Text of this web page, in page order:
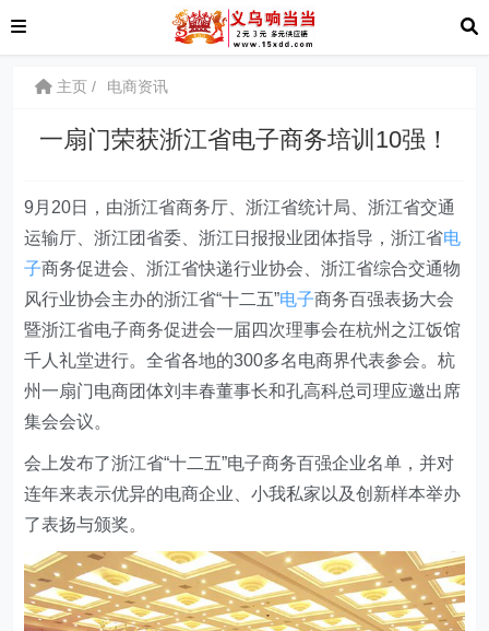
主页 电商资讯
一扇门荣获浙江省电子商务培训10强！
9月20日，由浙江省商务厅、浙江省统计局、浙江省交通
运输厅、浙江团省委、浙江日报报业团体指导，浙江省电
子商务促进会、浙江省快递行业协会、浙江省综合交通物
风行业协会主办的浙江省“十二五”电子商务百强表扬大会
暨浙江省电子商务促进会一届四次理事会在杭州之江饭馆
千人礼堂进行。全省各地的300多名电商界代表参会。杭
州一扇门电商团体刘丰春董事长和孔高科总司理应邀出席
集会会议。
会上发布了浙江省“十二五”电子商务百强企业名单，并对
连年来表示优异的电商企业、小我私家以及创新样本举办
了表扬与颁奖。